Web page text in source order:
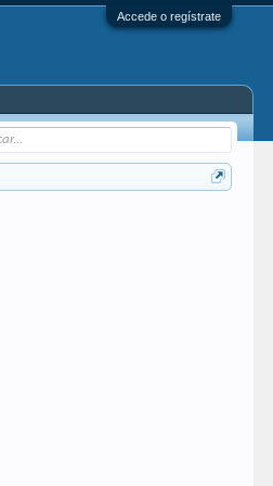
Accede o regístrate